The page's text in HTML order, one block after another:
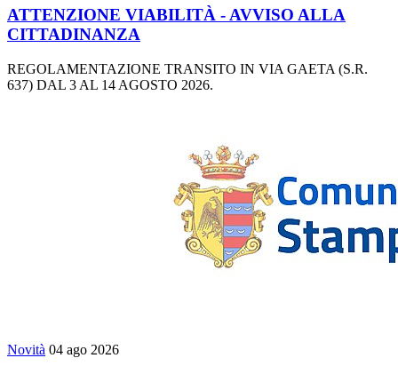
ATTENZIONE VIABILITÀ - AVVISO ALLA
CITTADINANZA
REGOLAMENTAZIONE TRANSITO IN VIA GAETA (S.R.
637) DAL 3 AL 14 AGOSTO 2026.
Novità 04 ago 2026